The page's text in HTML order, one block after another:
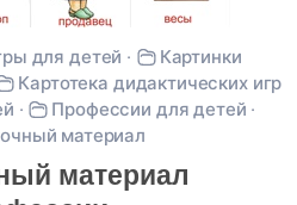
для детей ·
Картинки
Картотека дидактических игр
· Профессии для детей ·
материал
материал